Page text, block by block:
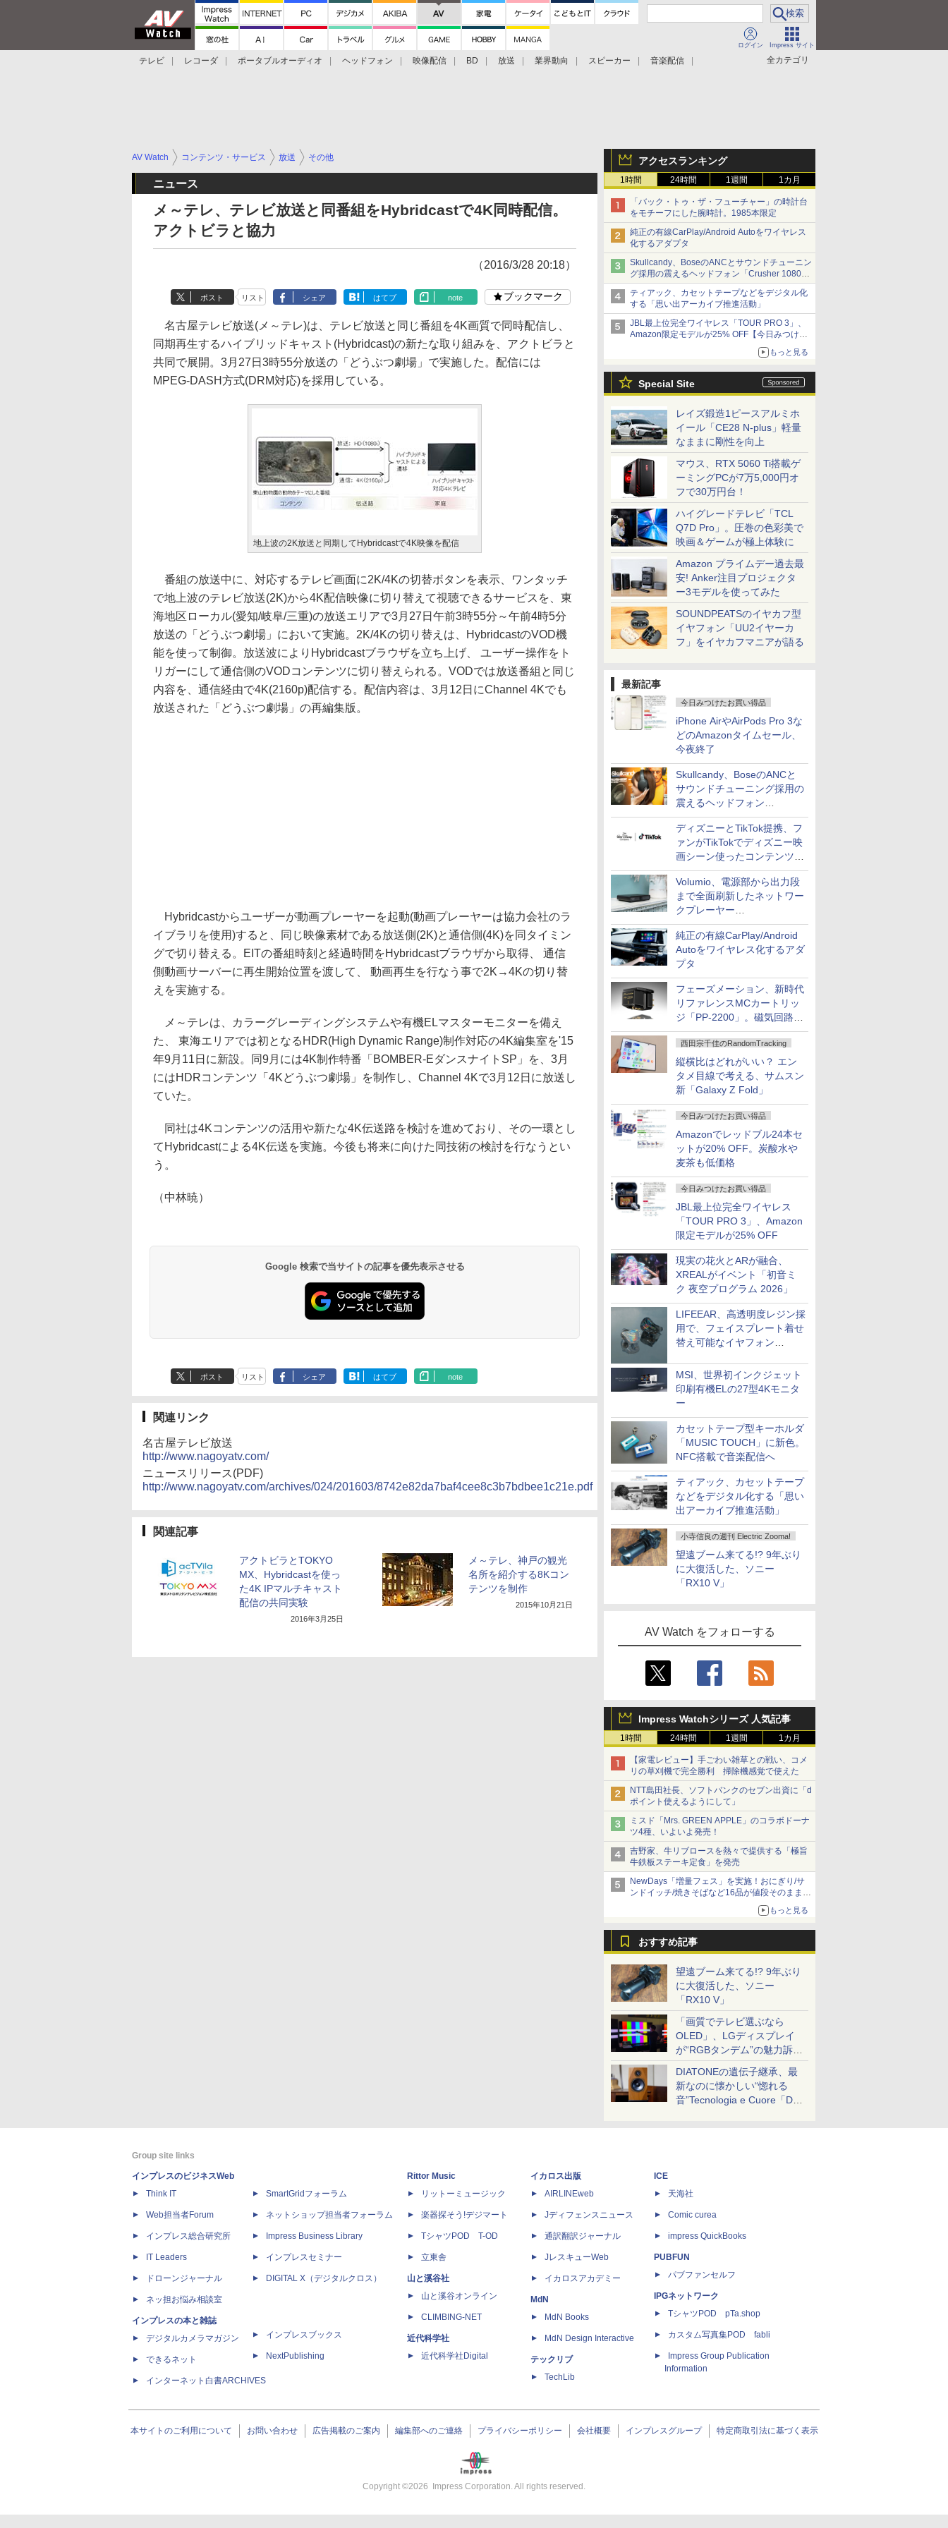
ログイン Impress サイト
全カテゴリ
テレビ レコーダ ポータブルオーディオ ヘッドフォン 映像配信 BD 放送 業界動向 スピーカー
音楽配信
アクセスランキング
1時間 24時間 1週間 1カ月
「バック・トゥ・ザ・フューチャー」の時計台
をモチーフにした腕時計。1985本限定
純正の有線CarPlay/Android Autoをワイヤレス
化するアダプタ
Skullcandy、BoseのANCとサウンドチューニン
グ採用の震えるヘッドフォン「Crusher 1080
ANC」
ティアック、カセットテープなどをデジタル化
する「思い出アーカイブ推進活動」
JBL最上位完全ワイヤレス「TOUR PRO 3」、
Amazon限定モデルが25% OFF【今日みつけた
もっと見る
Special Site
レイズ鍛造1ピースアルミホ
イール「CE28 N-plus」軽量
なままに剛性を向上
マウス、RTX 5060 Ti搭載ゲ
ーミングPCが7万5,000円オ
フで30万円台！
ハイグレードテレビ「TCL
Q7D Pro」。圧巻の色彩美で
映画＆ゲームが極上体験に
Amazon プライムデー過去最
安! Anker注目プロジェクタ
ー3モデルを使ってみた
SOUNDPEATSのイヤカフ型
イヤフォン「UU2イヤーカ
フ」をイヤカフマニアが語る
最新記事
今日みつけたお買い得品
iPhone AirやAirPods Pro 3な
どのAmazonタイムセール、
今夜終了
Skullcandy、BoseのANCと
サウンドチューニング採用の
震えるヘッドフォン
「Crusher 1080 ANC」
ディズニーとTikTok提携、フ
ァンがTikTokでディズニー映
画シーン使ったコンテンツ制
作、Disney+にも配信
Volumio、電源部から出力段
まで全面刷新したネットワー
クプレーヤー
「Primo（2026）」
純正の有線CarPlay/Android
Autoをワイヤレス化するアダ
プタ
フェーズメーション、新時代
リファレンスMCカートリッ
ジ「PP-2200」。磁気回路や
ハウジングを根本から見直し
西田宗千佳のRandomTracking
縦横比はどれがいい？ エン
タメ目線で考える、サムスン
新「Galaxy Z Fold」
今日みつけたお買い得品
Amazonでレッドブル24本セ
ットが20% OFF。炭酸水や
麦茶も低価格
今日みつけたお買い得品
JBL最上位完全ワイヤレス
「TOUR PRO 3」、Amazon
限定モデルが25% OFF
現実の花火とARが融合、
XREALがイベント「初音ミ
ク 夜空プログラム 2026」
LIFEEAR、高透明度レジン採
用で、フェイスプレート着せ
替え可能なイヤフォン
MSI、世界初インクジェット
印刷有機ELの27型4Kモニタ
ー
カセットテープ型キーホルダ
「MUSIC TOUCH」に新色。
NFC搭載で音楽配信へ
ティアック、カセットテープ
などをデジタル化する「思い
出アーカイブ推進活動」
小寺信良の週刊 Electric Zooma!
望遠ブーム来てる!? 9年ぶり
に大復活した、ソニー
「RX10 V」
AV Watch をフォローする
Impress Watchシリーズ 人気記事
1時間 24時間 1週間 1カ月
【家電レビュー】手ごわい雑草との戦い、コメ
リの草刈機で完全勝利 掃除機感覚で使えた
NTT島田社長、ソフトバンクのセブン出資に「d
ポイント使えるようにして」
ミスド「Mrs. GREEN APPLE」のコラボドーナ
ツ4種、いよいよ発売！
吉野家、牛リブロースを熱々で提供する「極旨
牛鉄板ステーキ定食」を発売
NewDays「増量フェス」を実施！おにぎり/サ
ンドイッチ/焼きそばなど16品が値段そのままで
もっと見る
おすすめ記事
望遠ブーム来てる!? 9年ぶり
に大復活した、ソニー
「RX10 V」
「画質でテレビ選ぶなら
OLED」、LGディスプレイ
が“RGBタンデム”の魅力訴
求。液晶とのガチ比較も
DIATONEの遺伝子継承、最
新なのに懐かしい“惚れる
音”Tecnologia e Cuore「DS-
AV Watch コンテンツ・サービス 放送 その他
ニュース
メ～テレ、テレビ放送と同番組をHybridcastで4K同時配信。
アクトビラと協力
（2016/3/28 20:18）
ポスト リスト シェア はてブ note ブックマーク
名古屋テレビ放送(メ～テレ)は、テレビ放送と同じ番組を4K画質で同時配信し、
同期再生するハイブリッドキャスト(Hybridcast)の新たな取り組みを、アクトビラと
共同で展開。3月27日3時55分放送の「どうぶつ劇場」で実施した。配信には
MPEG-DASH方式(DRM対応)を採用している。
地上波の2K放送と同期してHybridcastで4K映像を配信
番組の放送中に、対応するテレビ画面に2K/4Kの切替ボタンを表示、ワンタッチ
で地上波のテレビ放送(2K)から4K配信映像に切り替えて視聴できるサービスを、東
海地区ローカル(愛知/岐阜/三重)の放送エリアで3月27日午前3時55分～午前4時5分
放送の「どうぶつ劇場」において実施。2K/4Kの切り替えは、HybridcastのVOD機
能を使って制御。放送波によりHybridcastブラウザを立ち上げ、 ユーザー操作をト
リガーにして通信側のVODコンテンツに切り替えられる。VODでは放送番組と同じ
内容を、通信経由で4K(2160p)配信する。配信内容は、3月12日にChannel 4Kでも
放送された「どうぶつ劇場」の再編集版。
Hybridcastからユーザーが動画プレーヤーを起動(動画プレーヤーは協力会社のラ
イブラリを使用)すると、同じ映像素材である放送側(2K)と通信側(4K)を同タイミン
グで切り替える。EITの番組時刻と経過時間をHybridcastブラウザから取得、 通信
側動画サーバーに再生開始位置を渡して、 動画再生を行なう事で2K→4Kの切り替
えを実施する。
メ～テレは、カラーグレーディングシステムや有機ELマスターモニターを備え
た、 東海エリアでは初となるHDR(High Dynamic Range)制作対応の4K編集室を'15
年9月11日に新設。同9月には4K制作特番「BOMBER-EダンスナイトSP」を、3月
にはHDRコンテンツ「4Kどうぶつ劇場」を制作し、Channel 4Kで3月12日に放送し
ていた。
同社は4Kコンテンツの活用や新たな4K伝送路を検討を進めており、その一環とし
てHybridcastによる4K伝送を実施。今後も将来に向けた同技術の検討を行なうとい
う。
（中林暁）
Google 検索で当サイトの記事を優先表示させる
ポスト リスト シェア はてブ note
関連リンク
名古屋テレビ放送
http://www.nagoyatv.com/
ニュースリリース(PDF)
http://www.nagoyatv.com/archives/024/201603/8742e82da7baf4cee8c3b7bdbee1c21e.pdf
関連記事
アクトビラとTOKYO
MX、Hybridcastを使っ
た4K IPマルチキャスト
配信の共同実験
2016年3月25日
メ～テレ、神戸の観光
名所を紹介する8Kコン
テンツを制作
2015年10月21日
Group site links
インプレスのビジネスWeb
Think IT
Web担当者Forum
インプレス総合研究所
IT Leaders
ドローンジャーナル
ネッ担お悩み相談室
インプレスの本と雑誌
デジタルカメラマガジン
できるネット
インターネット白書ARCHIVES
SmartGridフォーラム
ネットショップ担当者フォーラム
Impress Business Library
インプレスセミナー
DIGITAL X（デジタルクロス）
インプレスブックス
NextPublishing
Rittor Music
リットーミュージック
楽器探そう!デジマート
TシャツPOD T-OD
立東舎
山と溪谷社
山と溪谷オンライン
CLIMBING-NET
近代科学社
近代科学社Digital
イカロス出版
AIRLINEweb
Jディフェンスニュース
通訳翻訳ジャーナル
JレスキューWeb
イカロスアカデミー
MdN
MdN Books
MdN Design Interactive
テックリブ
TechLib
ICE
天海社
Comic curea
impress QuickBooks
PUBFUN
パブファンセルフ
IPGネットワーク
TシャツPOD pTa.shop
カスタム写真集POD fabli
Impress Group Publication
Information
本サイトのご利用について お問い合わせ 広告掲載のご案内 編集部へのご連絡 プライバシーポリシー 会社概要 インプレスグループ 特定商取引法に基づく表示
Copyright ©2026 Impress Corporation. All rights reserved.